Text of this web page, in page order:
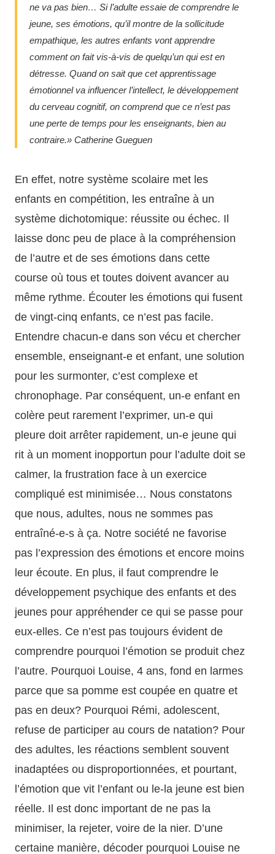
ne va pas bien… Si l’adulte essaie de comprendre le
jeune, ses émotions, qu’il montre de la sollicitude
empathique, les autres enfants vont apprendre
comment on fait vis-à-vis de quelqu’un qui est en
détresse. Quand on sait que cet apprentissage
émotionnel va influencer l’intellect, le développement
du cerveau cognitif, on comprend que ce n’est pas
une perte de temps pour les enseignants, bien au
contraire.» Catherine Gueguen
En effet, notre système scolaire met les
enfants en compétition, les entraîne à un
système dichotomique: réussite ou échec. Il
laisse donc peu de place à la compréhension
de l’autre et de ses émotions dans cette
course où tous et toutes doivent avancer au
même rythme. Écouter les émotions qui fusent
de vingt-cinq enfants, ce n’est pas facile.
Entendre chacun-e dans son vécu et chercher
ensemble, enseignant-e et enfant, une solution
pour les surmonter, c’est complexe et
chronophage. Par conséquent, un-e enfant en
colère peut rarement l’exprimer, un-e qui
pleure doit arrêter rapidement, un-e jeune qui
rit à un moment inopportun pour l’adulte doit se
calmer, la frustration face à un exercice
compliqué est minimisée… Nous constatons
que nous, adultes, nous ne sommes pas
entraîné-e-s à ça. Notre société ne favorise
pas l’expression des émotions et encore moins
leur écoute. En plus, il faut comprendre le
développement psychique des enfants et des
jeunes pour appréhender ce qui se passe pour
eux-elles. Ce n’est pas toujours évident de
comprendre pourquoi l’émotion se produit chez
l’autre. Pourquoi Louise, 4 ans, fond en larmes
parce que sa pomme est coupée en quatre et
pas en deux? Pourquoi Rémi, adolescent,
refuse de participer au cours de natation? Pour
des adultes, les réactions semblent souvent
inadaptées ou disproportionnées, et pourtant,
l’émotion que vit l’enfant ou le-la jeune est bien
réelle. Il est donc important de ne pas la
minimiser, la rejeter, voire de la nier. D’une
certaine manière, décoder pourquoi Louise ne